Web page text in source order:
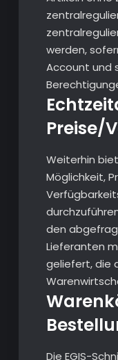
werden,
Account und
Preise/
Weiterhin
Möglichkeit,
den
Lieferanten
geliefert, die
Die EGIS-